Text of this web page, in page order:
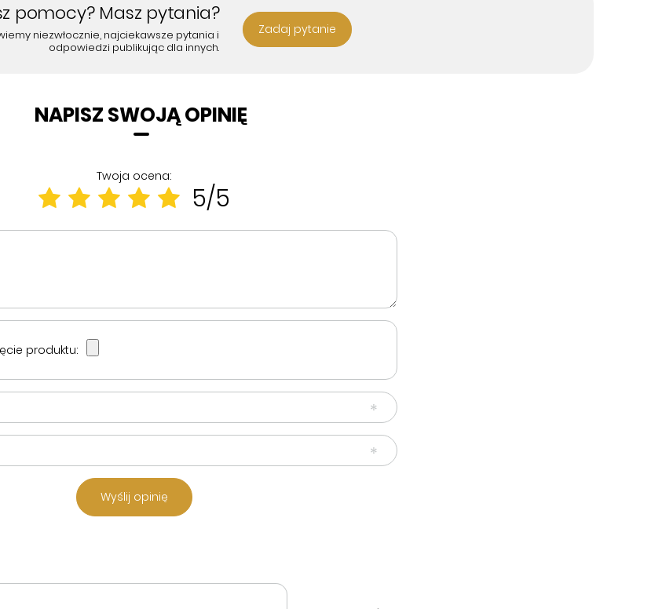
pomocy? Masz pytania?
niezwłocznie, najciekawsze pytania i
odpowiedzi publikując dla innych.
Zadaj pytanie
NAPISZ SWOJĄ OPINIĘ
Twoja ocena:
5/5
produktu:
Wyślij opinię